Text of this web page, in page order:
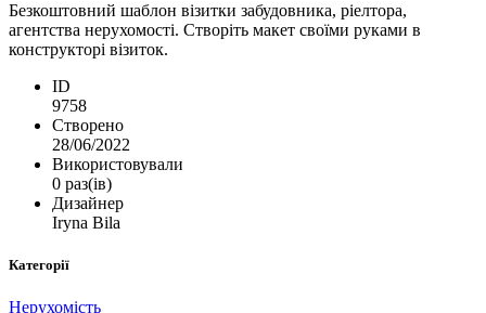
Безкоштовний шаблон візитки забудовника, ріелтора,
агентства нерухомості. Створіть макет своїми руками в
конструкторі візиток.
ID
9758
Створено
28/06/2022
Використовували
0 раз(ів)
Дизайнер
Iryna Bila
Категорії
Нерухомість